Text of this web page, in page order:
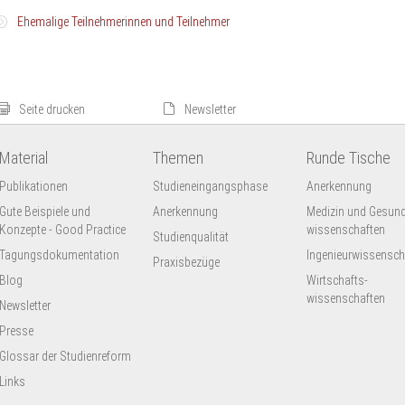
Ehemalige Teilnehmerinnen und Teilnehmer
TeilnehmerDr. Corinne M. Dölling
Evangelische Hochschule Berlin
Prof. Dr. med. Sigrid Harendza, MME
Universitätsklinikum Hamburg-Eppendorf
Seite drucken Newsletter
Material
Publikationen
Gute Beispiele und
Konzepte - Good Practice
Tagungsdokumentation
Blog
Newsletter
Presse
Glossar der Studienreform
Links
Themen
Studieneingangsphase
Anerkennung
Studienqualität
Praxisbezüge
Runde Tische
Anerkennung
Medizin und
wissenschaften
Wirtschafts-
wissenschaften